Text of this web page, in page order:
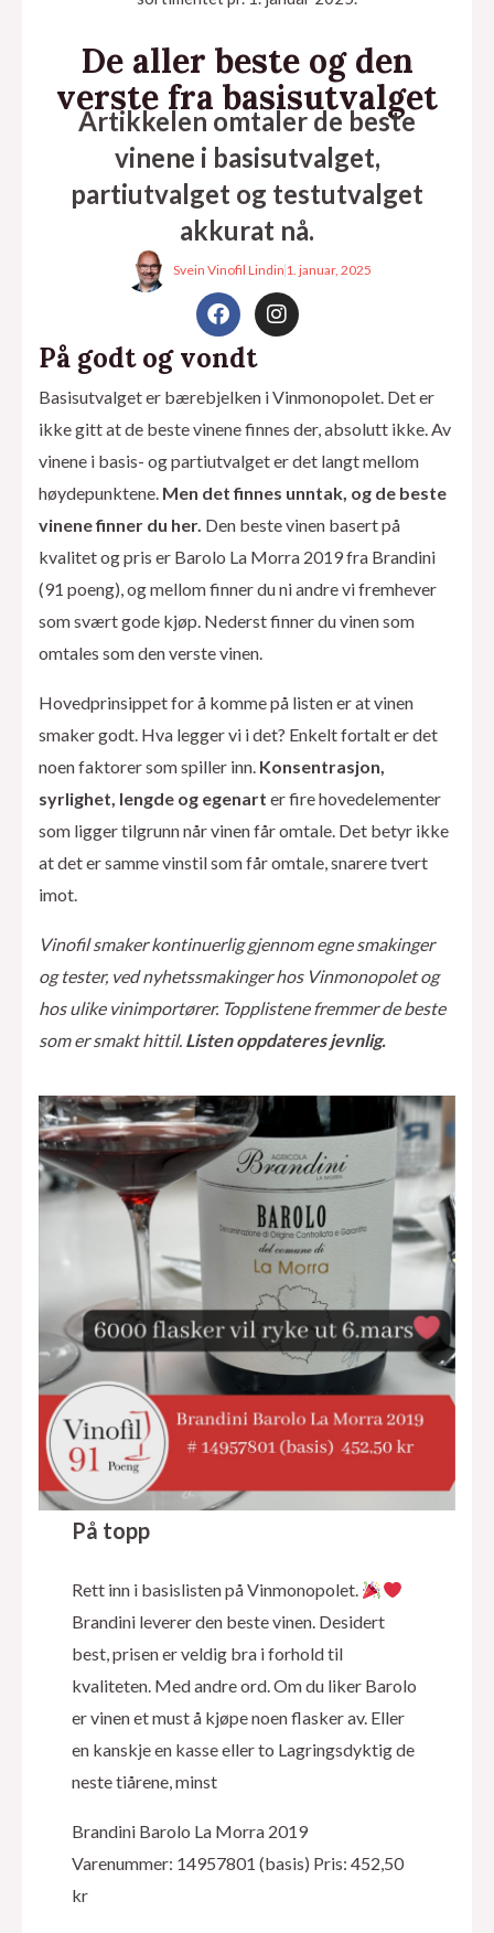
De aller beste og den
verste fra basisutvalget
Artikkelen omtaler de beste
vinene i basisutvalget,
partiutvalget og testutvalget
akkurat nå.
Svein Vinofil Lindin 1. januar, 2025
F
a
c
e
b
o
o
k
I
n
a
g
r
a
På godt og vondt
Basisutvalget er bærebjelken i Vinmonopolet. Det er
ikke gitt at de beste vinene finnes der, absolutt ikke. Av
vinene i basis- og partiutvalget er det langt mellom
høydepunktene. Men det finnes unntak, og de beste
vinene finner du her. Den beste vinen basert på
kvalitet og pris er Barolo La Morra 2019 fra Brandini
(91 poeng), og mellom finner du ni andre vi fremhever
som svært gode kjøp. Nederst finner du vinen som
omtales som den verste vinen.
Hovedprinsippet for å komme på listen er at vinen
smaker godt. Hva legger vi i det? Enkelt fortalt er det
noen faktorer som spiller inn. Konsentrasjon,
syrlighet, lengde og egenart er fire hovedelementer
som ligger tilgrunn når vinen får omtale. Det betyr ikke
at det er samme vinstil som får omtale, snarere tvert
imot.
Vinofil smaker kontinuerlig gjennom egne smakinger
og tester, ved nyhetssmakinger hos Vinmonopolet og
hos ulike vinimportører. Topplistene fremmer de beste
som er smakt hittil. Listen oppdateres jevnlig.
På topp
Rett inn i basislisten på Vinmonopolet.
Brandini leverer den beste vinen. Desidert
best, prisen er veldig bra i forhold til
kvaliteten. Med andre ord. Om du liker Barolo
er vinen et must å kjøpe noen flasker av. Eller
en kanskje en kasse eller to Lagringsdyktig de
neste tiårene, minst
Brandini Barolo La Morra 2019
Varenummer: 14957801 (basis) Pris: 452,50
kr